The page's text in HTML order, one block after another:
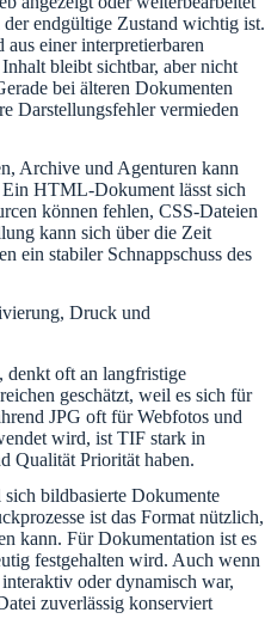
endgültige Zustand wichtig ist.
einer interpretierbaren
bleibt sichtbar, aber nicht
bei älteren Dokumenten
Darstellungsfehler vermieden
Archive und Agenturen kann
HTML-Dokument lässt sich
können fehlen, CSS-Dateien
kann sich über die Zeit
ein stabiler Schnappschuss des
Druck und
oft an langfristige
geschätzt, weil es sich für
JPG oft für Webfotos und
wird, ist TIF stark in
Qualität Priorität haben.
bildbasierte Dokumente
ist das Format nützlich,
kann. Für Dokumentation ist es
festgehalten wird. Auch wenn
oder dynamisch war,
zuverlässig konserviert